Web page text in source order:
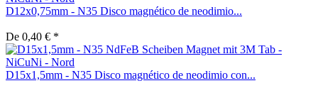
D12x0,75mm - N35 Disco magnético de neodimio...
De 0,40 € *
D15x1,5mm - N35 Disco magnético de neodimio con...